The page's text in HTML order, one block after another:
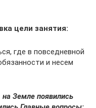
цели занятия:
где в повседневной
и несем
Земле появились